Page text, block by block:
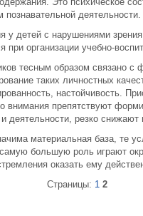
деятельности.
у детей с нарушениями
организации учебно-
тесным образом связано с
таких личностных
настойчивость.
внимания препятствуют
деятельности, резко снижают
материальная база, те
самую большую роль играют
оказать ему
Страницы: 1 2